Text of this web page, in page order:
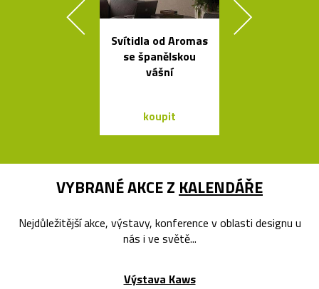
Svítidla od Aromas
se španělskou
vášní
koupit
VYBRANÉ AKCE Z KALENDÁŘE
Nejdůležitější akce, výstavy, konference v oblasti designu u
nás i ve světě...
Výstava Kaws